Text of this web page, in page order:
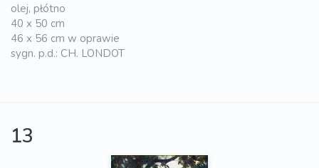
olej, płótno
40 x 50 cm
46 x 56 cm w oprawie
sygn. p.d.: CH. LONDOT
13